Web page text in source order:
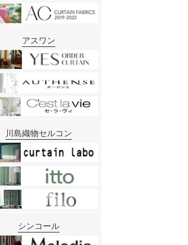
アスワン
川島織物セルコン
シンコール